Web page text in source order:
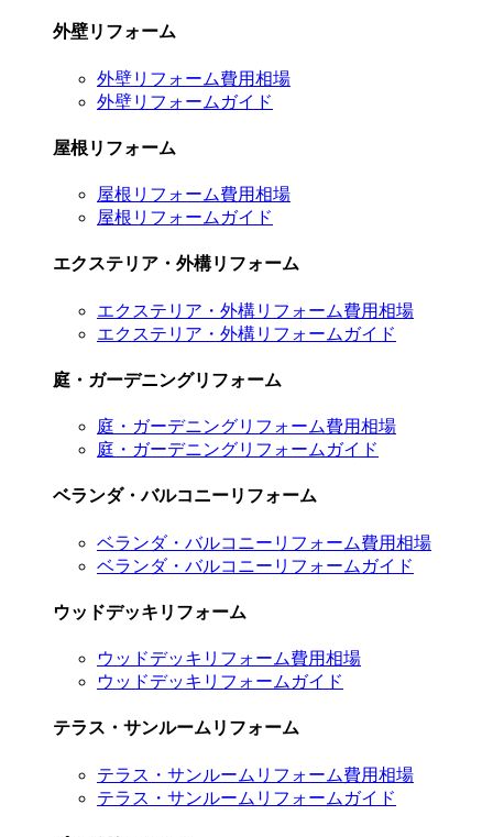
外壁リフォーム
外壁リフォーム費用相場
外壁リフォームガイド
屋根リフォーム
屋根リフォーム費用相場
屋根リフォームガイド
エクステリア・外構リフォーム
エクステリア・外構リフォーム費用相場
エクステリア・外構リフォームガイド
庭・ガーデニングリフォーム
庭・ガーデニングリフォーム費用相場
庭・ガーデニングリフォームガイド
ベランダ・バルコニーリフォーム
ベランダ・バルコニーリフォーム費用相場
ベランダ・バルコニーリフォームガイド
ウッドデッキリフォーム
ウッドデッキリフォーム費用相場
ウッドデッキリフォームガイド
テラス・サンルームリフォーム
テラス・サンルームリフォーム費用相場
テラス・サンルームリフォームガイド